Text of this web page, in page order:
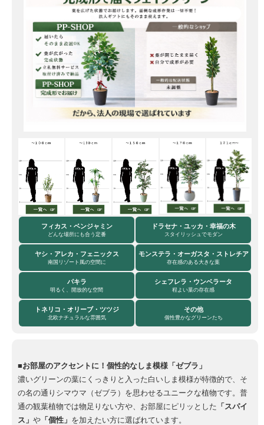
フィカス・ベンジャミン
どんな場所にも合う定番
ドラセナ・ユッカ・幸福の木
スタイリッシュでモダン
ヤシ・アレカ・フェニックス
南国リゾート風の空間に
モンステラ・オーガスタ・ストレチア
存在感のある大きな葉
パキラ
明るく、開放的な空間
シェフレラ・ウンベラータ
程よい葉の存在感
トネリコ・オリーブ・ツツジ
北欧ナチュラルな雰囲気
その他
個性豊かなグリーンたち
■お部屋のアクセントに！個性的なしま模様「ゼブラ」
濃いグリーンの葉にくっきりと入った白いしま模様が特徴的で、そ
の名の通りシマウマ（ゼブラ）を思わせるユニークな植物です。普
通の観葉植物では物足りない方や、お部屋にピリッとした 「スパイ
ス」 や 「個性」 を加えたい方に選ばれています。